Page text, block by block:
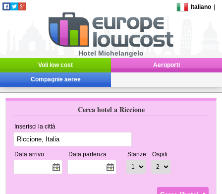
Italiano
Hotel Michelangelo
Voli low cost Aeroporti
Compagnie aeree
Cerca hotel a Riccione
Inserisci la città
Data arrivo Data partenza Stanze Ospiti